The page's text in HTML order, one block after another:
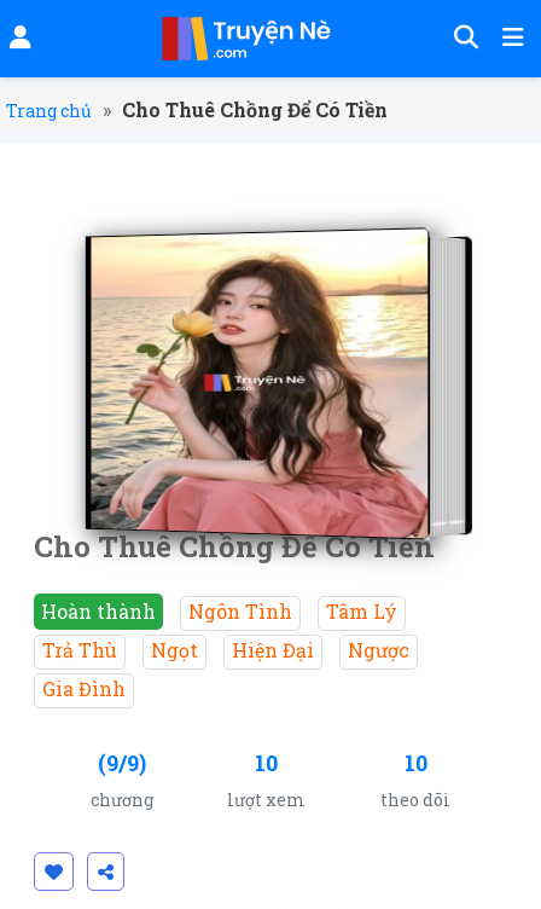
Trang chủ » Cho Thuê Chồng Để Có Tiền
Cho Thuê Chồng Để Có Tiền
Hoàn thành Ngôn Tình
Tâm Lý
Trả Thù
Ngọt Hiện Đại
Ngược
Gia Đình
(9/9)
chương
10
lượt xem
10
theo dõi